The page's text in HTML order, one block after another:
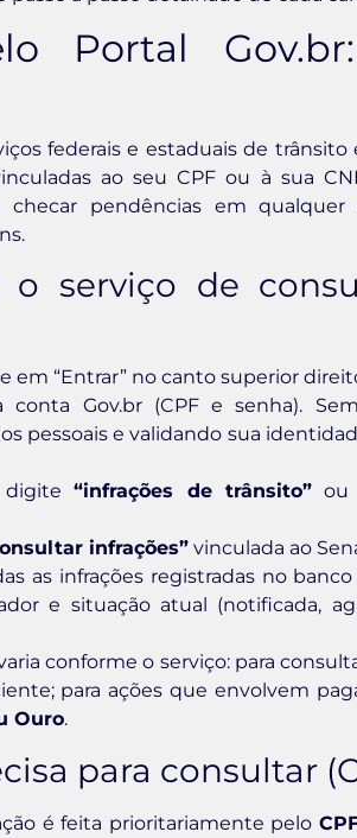
Portal
federais e estaduais de
ao seu CPF ou à sua
checar pendências em
o serviço de
em “Entrar” no canto superior
conta Gov.br (CPF e senha).
pessoais e validando sua
digite“infrações de trânsito”ou
infrações” vinculada ao
as infrações registradas no
e situação atual (notificada,
conforme o serviço: para
para ações que envolvem
Ouro.
para consultar
é feita prioritariamente pelo